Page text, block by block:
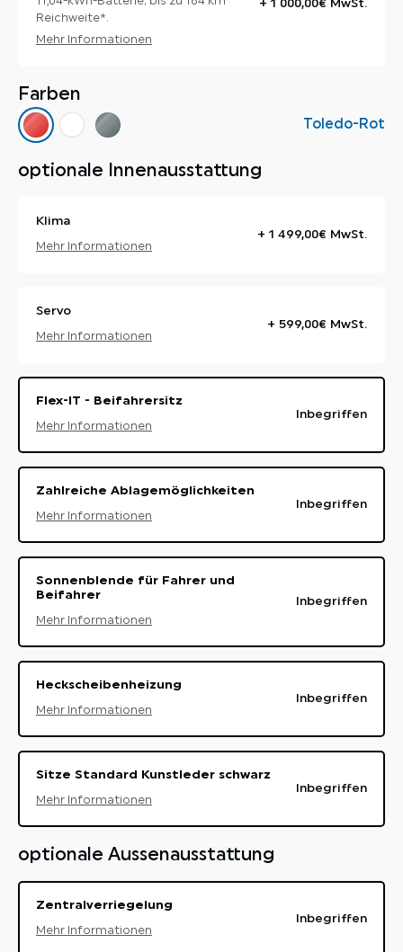
Reichweite*.
Mehr Informationen
+ 1 000,00€ MwSt.
Farben
Toledo-Rot
optionale Innenausstattung
Klima
Mehr Informationen
+ 1 499,00€ MwSt.
Servo
Mehr Informationen
+ 599,00€ MwSt.
Flex-IT - Beifahrersitz
Mehr Informationen
Inbegriffen
Zahlreiche Ablagemöglichkeiten
Mehr Informationen
Inbegriffen
Sonnenblende für Fahrer und
Beifahrer
Mehr Informationen
Inbegriffen
Heckscheibenheizung
Mehr Informationen
Inbegriffen
Sitze Standard Kunstleder schwarz
Mehr Informationen
Inbegriffen
optionale Aussenausstattung
Zentralverriegelung
Mehr Informationen
Inbegriffen